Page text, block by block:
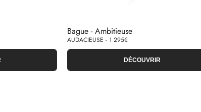
Bague - Ambitieuse
AUDACIEUSE - 1 295€
DÉCOUVRIR